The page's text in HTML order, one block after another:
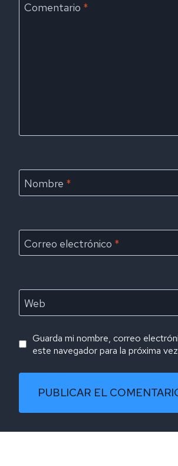
Comentario *
Nombre *
Correo electrónico *
Web
Guarda mi nombre, correo
este navegador para la próxima
Alternative: